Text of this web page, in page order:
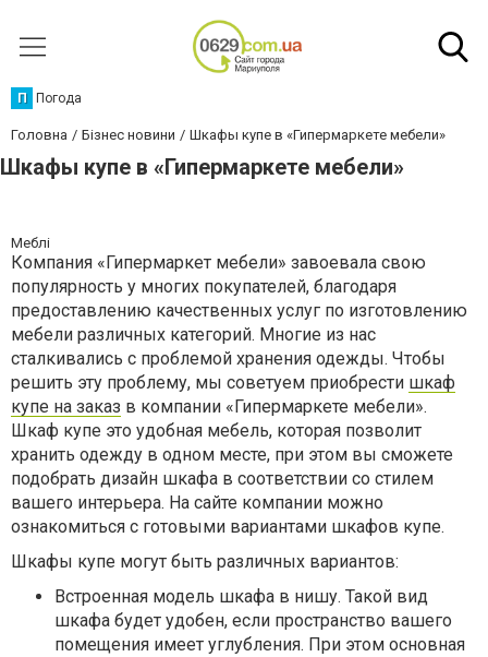
П Погода
Головна Бізнес новини Шкафы купе в «Гипермаркете мебели»
Шкафы купе в «Гипермаркете мебели»
Меблі
Компания «Гипермаркет мебели» завоевала свою
популярность у многих покупателей, благодаря
предоставлению качественных услуг по изготовлению
мебели различных категорий. Многие из нас
сталкивались с проблемой хранения одежды. Чтобы
решить эту проблему, мы советуем приобрести шкаф
купе на заказ в компании «Гипермаркете мебели».
Шкаф купе это удобная мебель, которая позволит
хранить одежду в одном месте, при этом вы сможете
подобрать дизайн шкафа в соответствии со стилем
вашего интерьера. На сайте компании можно
ознакомиться с готовыми вариантами шкафов купе.
Шкафы купе могут быть различных вариантов:
Встроенная модель шкафа в нишу. Такой вид
шкафа будет удобен, если пространство вашего
помещения имеет углубления. При этом основная